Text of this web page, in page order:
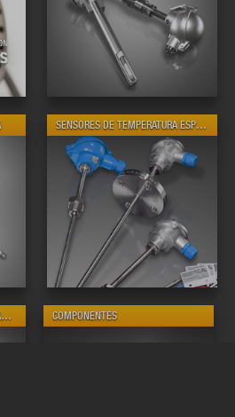
SENSORES DE TEMPERATURA ESPECIALES
CABLES DE COMPENSACIÓN Y CABLES TERMOELÉCTRICOS COMPONENTES